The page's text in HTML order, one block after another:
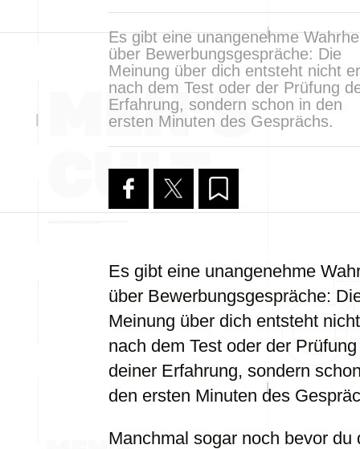
Es gibt eine unangenehme
über Bewerbungsgespräche: Die
Meinung über dich entsteht nicht
nach dem Test oder der Prüfung
Erfahrung, sondern schon in den
ersten Minuten des Gesprächs.
Es gibt eine unangenehme
über Bewerbungsgespräche:
Meinung über dich entsteht
nach dem Test oder der Prüfung
deiner Erfahrung, sondern
den ersten Minuten des
Manchmal sogar noch bevor du